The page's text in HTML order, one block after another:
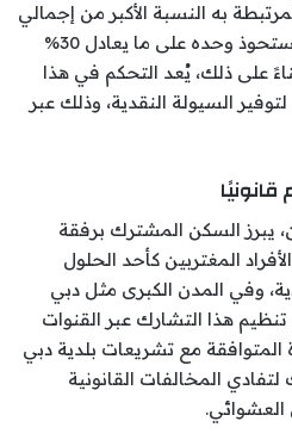
به النسبة الأكبر من إجمالي
المصروفات الشهرية، حيث يستحوذ وحده على ما يعادل 30%
على ذلك، يُعد التحكم في هذا
السيولة النقدية، وذلك عبر
يبرز السكن المشترك برفقة
المغتربين كأحد الحلول
وفي المدن الكبرى مثل دبي
هذا التشارك عبر القنوات
مع تشريعات بلدية دبي
لتفادي المخالفات القانونية
العشوائي.